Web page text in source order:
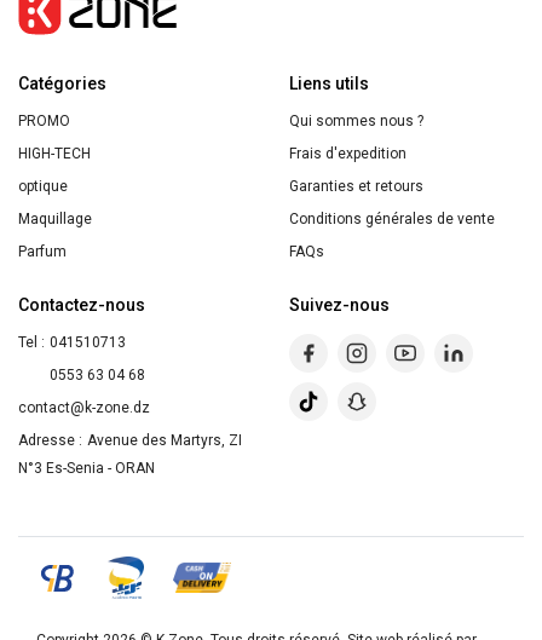
BLACK
Catégories
PROMO
HIGH-TECH
optique
Maquillage
Parfum
Liens utils
Qui sommes nous ?
Frais d'expedition
Garanties et retours
Conditions générales de vente
FAQs
Contactez-nous
Tel : 041510713
0553 63 04 68
contact@k-zone.dz
Adresse : Avenue des Martyrs, ZI
N°3 Es-Senia - ORAN
Suivez-nous